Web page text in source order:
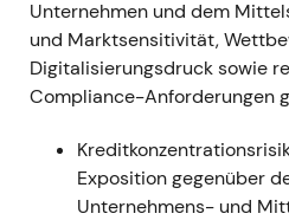
mahnten jedoch, dass
entscheidend für den
Kursbild:Volatile
der Markt die
bewertete;
eingepreist.
Unternehmen und dem
und Marktsensitivität,
Digitalisierungsdruck sowie
Compliance-Anforderungen
Exposition gegenüber
Unternehmens- und